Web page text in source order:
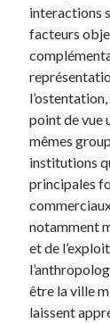
interactions
facteurs
point de vue
mêmes
institutions
principales
notamment
et de
être la ville
laissent